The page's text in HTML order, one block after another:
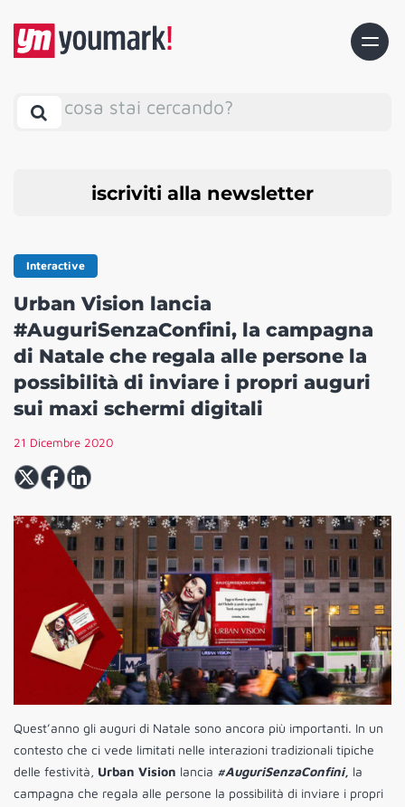
cosa stai cercando?
iscriviti alla newsletter
Interactive
Urban Vision lancia
#AuguriSenzaConfini, la campagna
di Natale che regala alle persone la
possibilità di inviare i propri auguri
sui maxi schermi digitali
21 Dicembre 2020
Quest’anno gli auguri di Natale sono ancora più importanti. In un
contesto che ci vede limitati nelle interazioni tradizionali tipiche
delle festività, Urban Vision lancia #AuguriSenzaConfini, la
campagna che regala alle persone la possibilità di inviare i propri